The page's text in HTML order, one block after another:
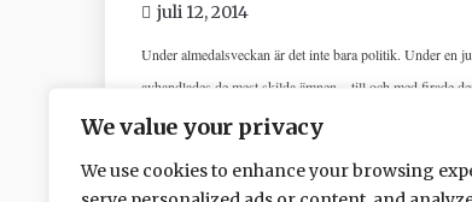
We value your privacy
We use cookies to enhance your browsing
juli 12, 2014
Under almedalsveckan är det inte bara politik. Under en
avhandlades de mest skilda ämnen – till och med firade
något år CAN presenterat årets skolundersökning.
Årets undersökning (gällande 2013) visar glädjande
årskurs 9 fler än pojkar som druckit alkohol, så även